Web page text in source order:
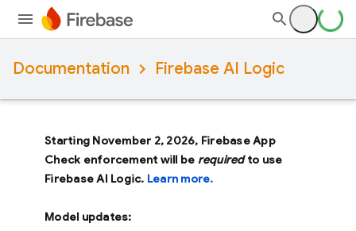
Documentation Firebase AI Logic
Starting November 2, 2026, Firebase App
Check enforcement will be requiredto use
Firebase AI Logic. Learn more.
Model updates: